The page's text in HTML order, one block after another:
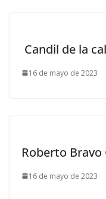
Candil de la
16 de mayo de 2023
Roberto Bravo
16 de mayo de 2023